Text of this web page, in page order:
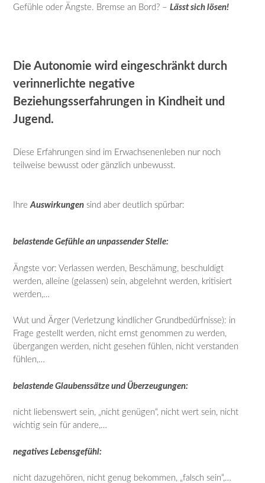
Gefühle oder Ängste. Bremse an Bord? – Lässt sich lösen!
Die Autonomie wird eingeschränkt durch
verinnerlichte negative
Beziehungsserfahrungen in Kindheit und
Jugend.
Diese Erfahrungen sind im Erwachsenenleben nur noch
teilweise bewusst oder gänzlich unbewusst.
Ihre Auswirkungen sind aber deutlich spürbar:
belastende Gefühle an unpassender Stelle:
Ängste vor: Verlassen werden, Beschämung, beschuldigt
werden, alleine (gelassen) sein, abgelehnt werden, kritisiert
werden,…
Wut und Ärger (Verletzung kindlicher Grundbedürfnisse): in
Frage gestellt werden, nicht ernst genommen zu werden,
übergangen werden, nicht gesehen fühlen, nicht verstanden
fühlen,…
belastende Glaubenssätze und Überzeugungen:
nicht liebenswert sein, „nicht genügen“, nicht wert sein, nicht
wichtig sein für andere,…
negatives Lebensgefühl:
nicht dazugehören, nicht genug bekommen, „falsch sein“,…